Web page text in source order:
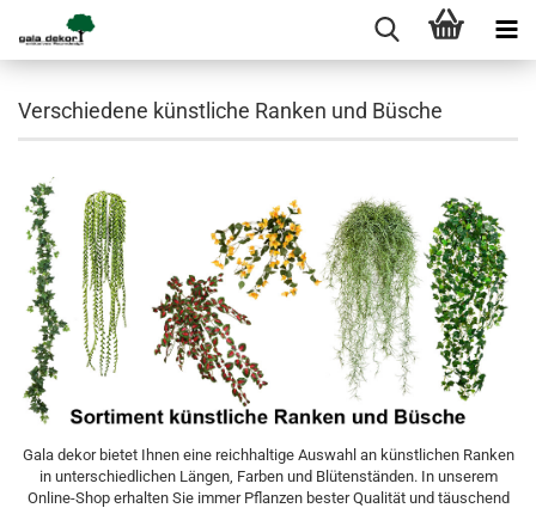
Verschiedene künstliche Ranken und Büsche
Gala dekor bietet Ihnen eine reichhaltige Auswahl an künstlichen Ranken
in unterschiedlichen Längen, Farben und Blütenständen. In unserem
Online-Shop erhalten Sie immer Pflanzen bester Qualität und täuschend